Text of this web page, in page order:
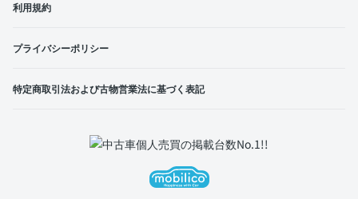
利用規約
プライバシーポリシー
特定商取引法および古物営業法に基づく表記